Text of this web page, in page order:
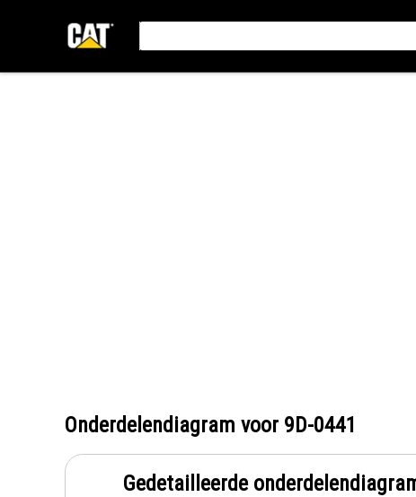
Onderdelendiagram voor 9D-0441
Gedetailleerde